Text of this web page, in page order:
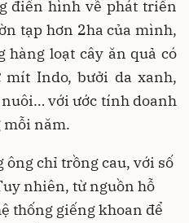
điển hình về phát triển
tạp hơn 2ha của mình,
hàng loạt cây ăn quả có
Indo, bưởi da xanh,
với ước tính doanh
năm.
ông chỉ trồng cau, với số
nhiên, từ nguồn hỗ
thống giếng khoan để